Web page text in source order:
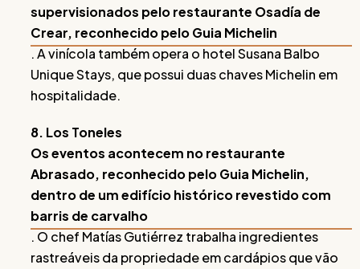
supervisionados pelo restaurante Osadía de
Crear, reconhecido pelo Guia Michelin
. A vinícola também opera o hotel Susana Balbo
Unique Stays, que possui duas chaves Michelin em
hospitalidade.
8. Los Toneles
Os eventos acontecem no restaurante
Abrasado, reconhecido pelo Guia Michelin,
dentro de um edifício histórico revestido com
barris de carvalho
. O chef Matías Gutiérrez trabalha ingredientes
rastreáveis da propriedade em cardápios que vão